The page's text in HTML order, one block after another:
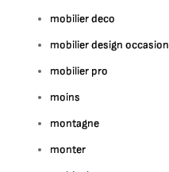
mobilier deco
mobilier design occasion
mobilier pro
moins
montagne
monter